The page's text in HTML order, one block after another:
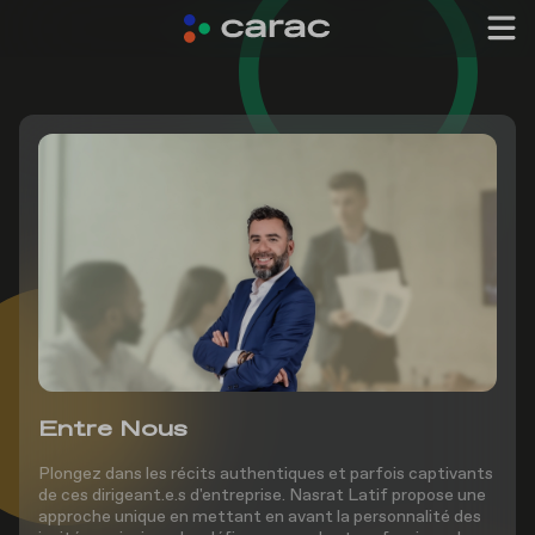
Entre Nous
Plongez dans les récits authentiques et parfois captivants
de ces dirigeant.e.s d'entreprise. Nasrat Latif propose une
approche unique en mettant en avant la personnalité des